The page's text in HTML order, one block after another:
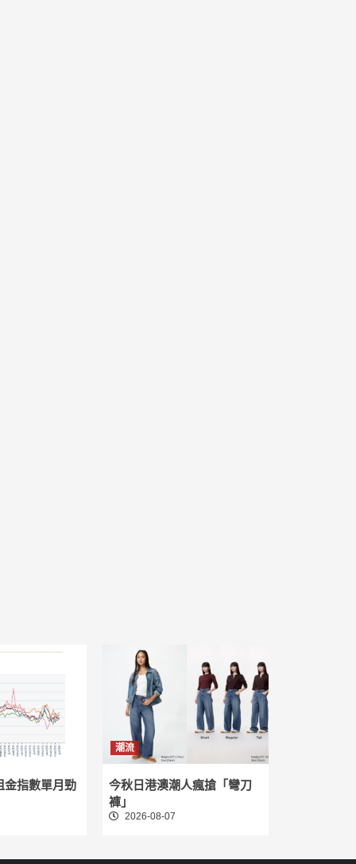
金指數單月勁
潮流
今秋日港澳潮人瘋搶「彎刀
褲」
2026-08-07